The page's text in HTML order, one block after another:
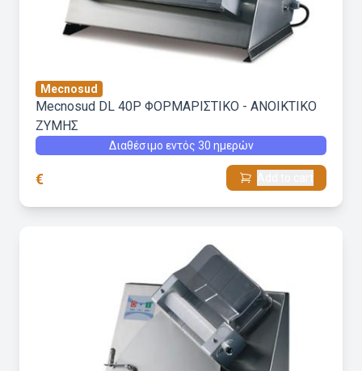
Mecnosud
Mecnosud DL 40P ΦΟΡΜΑΡΙΣΤΙΚΟ - ΑΝΟΙΚΤΙΚΟ
ΖΥΜΗΣ
Διαθέσιμο εντός 30 ημερών
€